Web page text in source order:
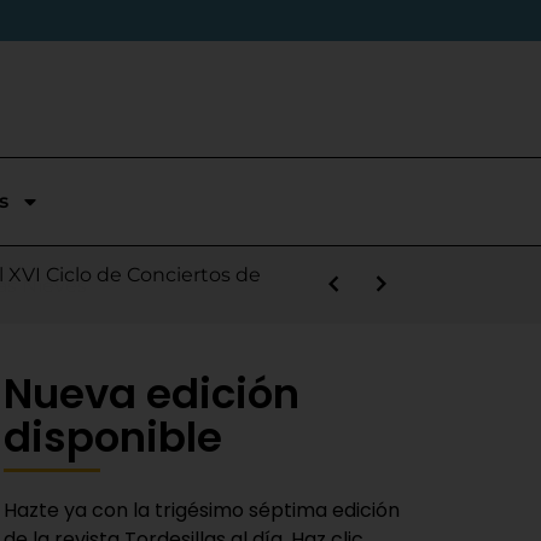
temporada en Segunda
Nieves
Ciclo de Conciertos de
sábado
la salida de Víctor Alonso
Fiestas del Novillo
Bravas y logra un puesto
adaptado a la actualidad»
Nueva edición
disponible
Hazte ya con la trigésimo séptima edición